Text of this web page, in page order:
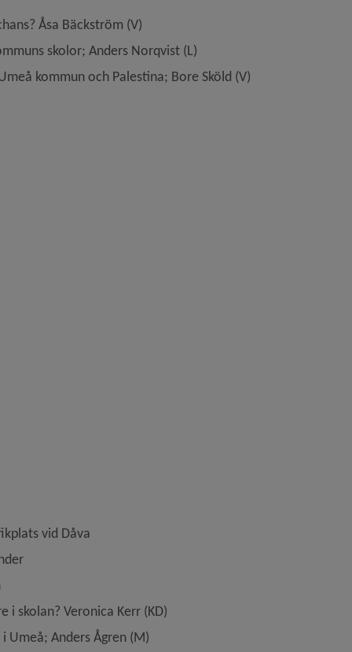
Åsa Bäckström (V)
skolor; Anders Norqvist (L)
kommun och Palestina; Bore Sköld (V)
vid Dåva
skolan? Veronica Kerr (KD)
Anders Ågren (M)